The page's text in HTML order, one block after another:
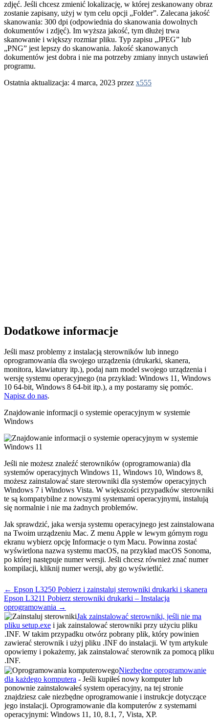
zdjęć. Jeśli chcesz zmienić lokalizację, w której zeskanowany obraz
zostanie zapisany, użyj w tym celu opcji „Folder”. Zalecana jakość
skanowania: 300 dpi (odpowiednia do skanowania dowolnych
dokumentów i zdjęć). Im wyższa jakość, tym dłużej trwa
skanowanie i większy rozmiar pliku. Typ zapisu „JPEG” lub
„PNG” jest lepszy do skanowania. Jakość skanowanych
dokumentów jest dobra i nie ma potrzeby zmiany innych ustawień
programu.
Ostatnia aktualizacja: 4 marca, 2023 przez x555
Dodatkowe informacje
Jeśli masz problemy z instalacją sterowników lub innego
oprogramowania dla swojego urządzenia (drukarki, skanera,
monitora, klawiatury itp.), podaj nam model swojego urządzenia i
wersję systemu operacyjnego (na przykład: Windows 11, Windows
10 64-bit, Windows 8 64-bit itp.), a my postaramy się pomóc.
Napisz do nas.
Znajdowanie informacji o systemie operacyjnym w systemie
Windows
Jeśli nie możesz znaleźć sterowników (oprogramowania) dla
systemów operacyjnych Windows 11, Windows 10, Windows 8,
możesz zainstalować stare sterowniki dla systemów operacyjnych
Windows 7 i Windows Vista. W większości przypadków sterowniki
te są kompatybilne z nowszymi systemami operacyjnymi, instalują
się normalnie i nie ma żadnych problemów.
Jak sprawdzić, jaka wersja systemu operacyjnego jest zainstalowana
na Twoim urządzeniu Mac. Z menu Apple w lewym górnym rogu
ekranu wybierz opcję Informacje o tym Macu. Powinna zostać
wyświetlona nazwa systemu macOS, na przykład macOS Sonoma,
po której następuje numer wersji. Jeśli chcesz również znać numer
kompilacji, kliknij numer wersji, aby go wyświetlić.
Post
navigation
← Epson L3250 Pobierz i zainstaluj sterowniki drukarki i skanera
Epson L3211 Pobierz sterowniki drukarki – Instalacja
oprogramowania →
Jak zainstalować sterowniki, jeśli nie ma
pliku setup.exe i jak zainstalować sterowniki przy użyciu pliku
.INF. W takim przypadku otwórz pobrany plik, który powinien
zawierać sterownik i użyj pliku .INF do instalacji. W tym artykule
opowiemy i pokażemy, jak zainstalować sterownik za pomocą pliku
.INF.
Niezbędne oprogramowanie
dla każdego komputera - Jeśli kupiłeś nowy komputer lub
ponownie zainstalowałeś system operacyjny, na tej stronie
znajdziesz całe niezbędne oprogramowanie i instrukcje dotyczące
jego instalacji. Oprogramowanie dla komputerów z systemami
operacyjnymi: Windows 11, 10, 8.1, 7, Vista, XP.